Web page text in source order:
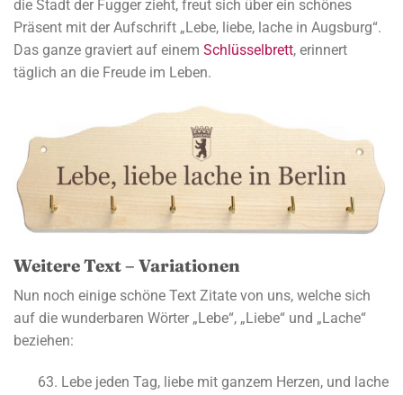
die Stadt der Fugger zieht, freut sich über ein schönes
Präsent mit der Aufschrift „Lebe, liebe, lache in Augsburg“.
Das ganze graviert auf einem Schlüsselbrett, erinnert
täglich an die Freude im Leben.
Weitere Text – Variationen
Nun noch einige schöne Text Zitate von uns, welche sich
auf die wunderbaren Wörter „Lebe“, „Liebe“ und „Lache“
beziehen:
Lebe jeden Tag, liebe mit ganzem Herzen, und lache